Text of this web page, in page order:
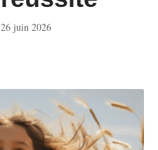
26 juin 2026
En voir plus